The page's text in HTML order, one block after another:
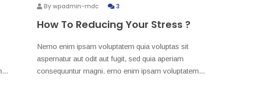
Bywpadmin-mdc 3
How To Reducing Your Stress ?
Nemo enim ipsam voluptatem quia voluptas sit
aspernatur aut odit aut fugit, sed quia aperiam
consequuntur magni. emo enim ipsam voluptatem...